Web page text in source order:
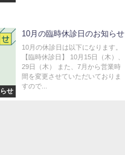
せ
10月の臨時休診日のお知らせ
10月の休診日は以下になります。
【臨時休診日】 10月15日（木）、
29日（木） また、7月から営業時
間を変更させていただいておりま
すので...